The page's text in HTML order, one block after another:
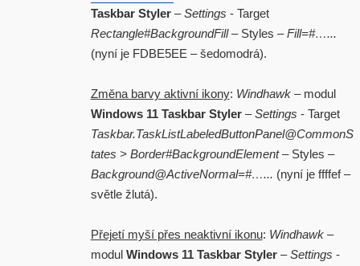
Taskbar Styler–Settings - Target
Rectangle#BackgroundFill– Styles –Fill=#…...
(nyní je FDBE5EE – šedomodrá).
Změna barvy aktivní ikony: Windhawk– modul
Windows 11 Taskbar Styler–Settings - Target
Taskbar.TaskListLabeledButtonPanel@CommonS
tates > Border#BackgroundElement– Styles –
Background@ActiveNormal=#…... (nyní je ffffef –
světle žlutá).
Přejetí myší přes neaktivní ikonu: Windhawk–
modul Windows 11 Taskbar Styler–Settings -